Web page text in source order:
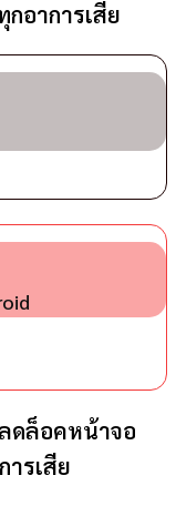
อาการเสีย
ดล็อคหน้าจอ
รเสีย